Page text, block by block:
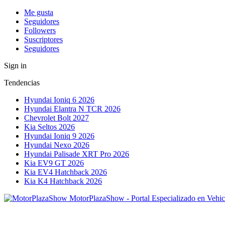
Me gusta
Seguidores
Followers
Suscriptores
Seguidores
Sign in
Tendencias
Hyundai Ioniq 6 2026
Hyundai Elantra N TCR 2026
Chevrolet Bolt 2027
Kia Seltos 2026
Hyundai Ioniq 9 2026
Hyundai Nexo 2026
Hyundai Palisade XRT Pro 2026
Kia EV9 GT 2026
Kia EV4 Hatchback 2026
Kia K4 Hatchback 2026
MotorPlazaShow - Portal Especializado en